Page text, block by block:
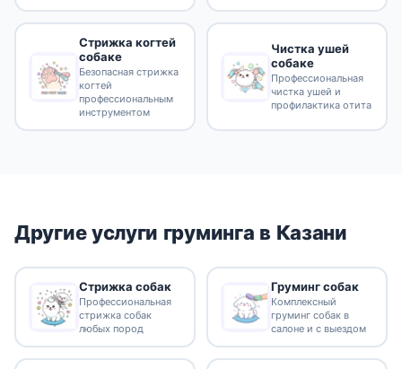
Стрижка когтей
собаке
Безопасная стрижка
когтей
профессиональным
инструментом
Чистка ушей
собаке
Профессиональная
чистка ушей и
профилактика отита
Другие услуги груминга в Казани
Стрижка собак
Профессиональная
стрижка собак
любых пород
Груминг собак
Комплексный
груминг собак в
салоне и с выездом